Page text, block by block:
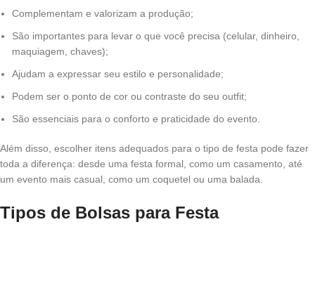
Complementam e valorizam a produção;
São importantes para levar o que você precisa (celular, dinheiro,
maquiagem, chaves);
Ajudam a expressar seu estilo e personalidade;
Podem ser o ponto de cor ou contraste do seu outfit;
São essenciais para o conforto e praticidade do evento.
Além disso, escolher itens adequados para o tipo de festa pode fazer
toda a diferença: desde uma festa formal, como um casamento, até
um evento mais casual, como um coquetel ou uma balada.
Tipos de Bolsas para Festa